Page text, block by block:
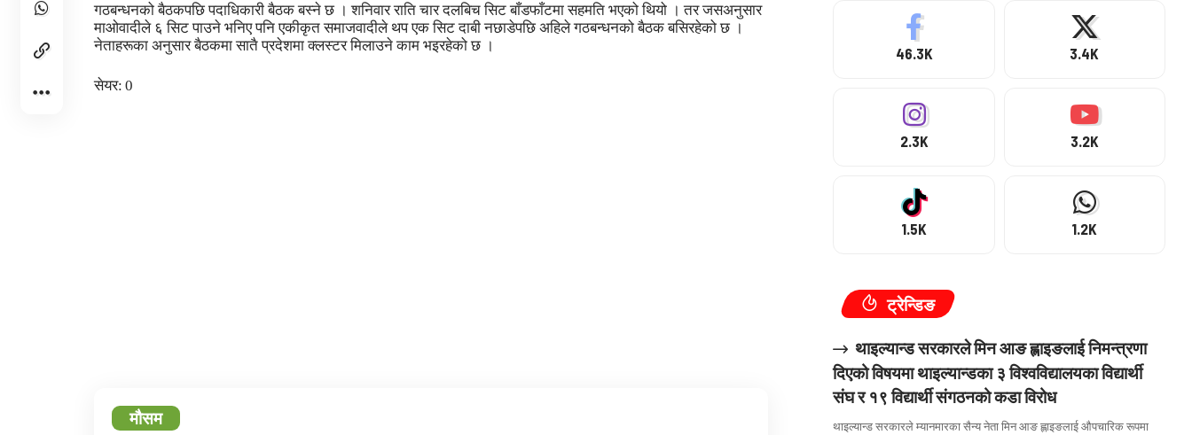
गठबन्धनको बैठकपछि पदाधिकारी बैठक बस्ने छ । शनिवार राति चार दलबिच सिट बाँडफाँटमा सहमति भएको थियो । तर जसअनुसार
माओवादीले ६ सिट पाउने भनिए पनि एकीकृत समाजवादीले थप एक सिट दाबी नछाडेपछि अहिले गठबन्धनको बैठक बसिरहेको छ ।
नेताहरूका अनुसार बैठकमा सातै प्रदेशमा क्लस्टर मिलाउने काम भइरहेको छ ।
सेयर: 0
मौसम
46.3K 3.4K
2.3K 3.2K
1.5K 1.2K
ट्रेन्डिङ
थाइल्यान्ड सरकारले मिन आङ ह्लाइङलाई निमन्त्रणा
दिएको विषयमा थाइल्यान्डका ३ विश्वविद्यालयका विद्यार्थी
संघ र १९ विद्यार्थी संगठनको कडा विरोध
थाइल्यान्ड सरकारले म्यानमारका सैन्य नेता मिन आङ ह्लाइङलाई औपचारिक रूपमा